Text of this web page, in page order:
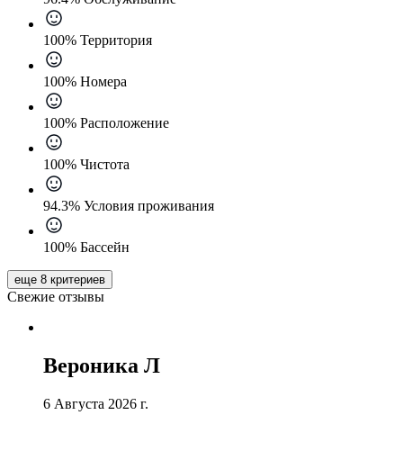
100% Территория
100% Номера
100% Расположение
100% Чистота
94.3% Условия проживания
100% Бассейн
еще 8 критериев
Свежие отзывы
Вероника Л
6 Августа 2026 г.